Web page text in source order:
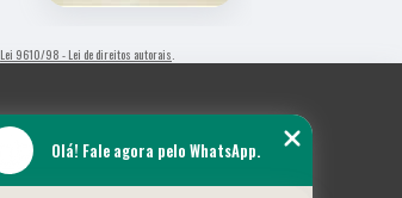
Lei 9610/98 - Lei de direitos autorais
Olá! Fale agora pelo WhatsApp.